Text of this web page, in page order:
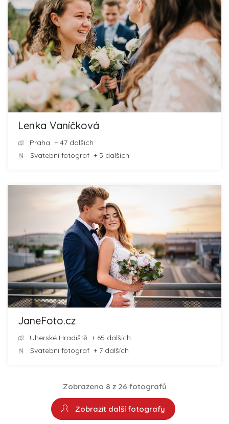
Lenka Vaníčková
Praha + 47 dalších
Svatební fotograf + 5 dalších
JaneFoto.cz
Uherské Hradiště + 65 dalších
Svatební fotograf + 7 dalších
Zobrazeno 8 z 26 fotografů
Zobrazit další fotografy